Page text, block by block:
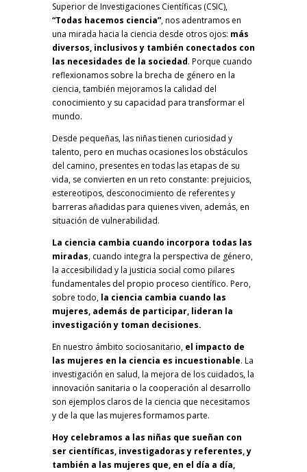
Superior de Investigaciones Científicas (CSIC),
“Todas hacemos ciencia”, nos adentramos en
una mirada hacia la ciencia desde otros ojos: más
diversos, inclusivos y también conectados con
las necesidades de la sociedad. Porque cuando
reflexionamos sobre la brecha de género en la
ciencia, también mejoramos la calidad del
conocimiento y su capacidad para transformar el
mundo.
Desde pequeñas, las niñas tienen curiosidad y
talento, pero en muchas ocasiones los obstáculos
del camino, presentes en todas las etapas de su
vida, se convierten en un reto constante: prejuicios,
estereotipos, desconocimiento de referentes y
barreras añadidas para quienes viven, además, en
situación de vulnerabilidad.
La ciencia cambia cuando incorpora todas las
miradas, cuando integra la perspectiva de género,
la accesibilidad y la justicia social como pilares
fundamentales del propio proceso científico. Pero,
sobre todo, la ciencia cambia cuando las
mujeres, además de participar, lideran la
investigación y toman decisiones.
En nuestro ámbito sociosanitario, el impacto de
las mujeres en la ciencia es incuestionable. La
investigación en salud, la mejora de los cuidados, la
innovación sanitaria o la cooperación al desarrollo
son ejemplos claros de la ciencia que necesitamos
y de la que las mujeres formamos parte.
Hoy celebramos a las niñas que sueñan con
ser científicas, investigadoras y referentes, y
también a las mujeres que, en el día a día,